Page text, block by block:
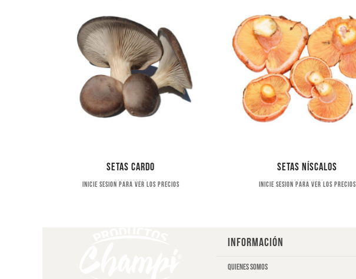
Setas cardo
Inicie sesion para ver los precios
Setas níscalos
Inicie sesion para ver los precios
INFORMACIÓN
Quienes somos